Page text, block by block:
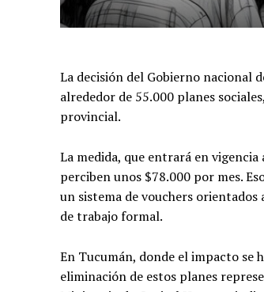
La decisión del Gobierno nacional
alrededor de 55.000 planes
provincial.
La medida, que entrará en
perciben unos $78.000 por mes.
un sistema de vouchers
de trabajo formal.
En Tucumán, donde el impacto se
eliminación de estos planes